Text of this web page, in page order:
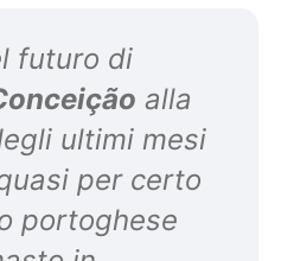
futuro di
alla
ultimi mesi
per certo
portoghese